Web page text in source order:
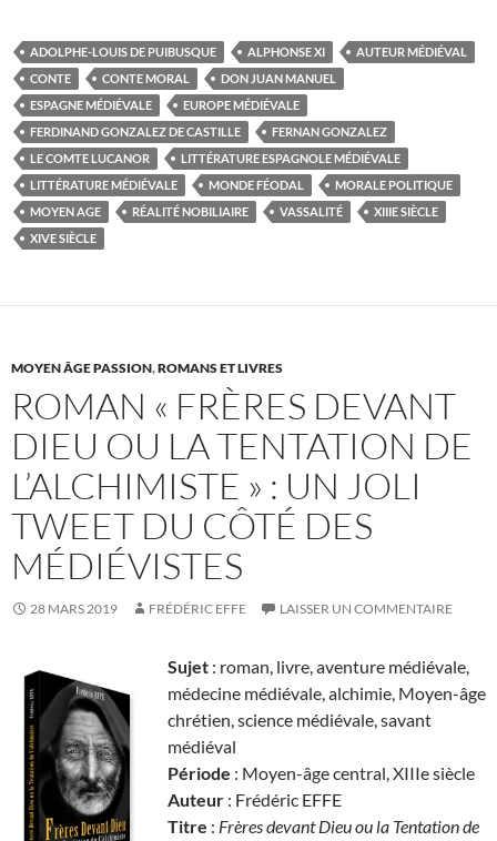
ADOLPHE-LOUIS DE PUIBUSQUE ALPHONSE XI
AUTEUR MÉDIÉVAL
CONTE
CONTE MORAL
DON JUAN MANUEL
ESPAGNE MÉDIÉVALE
EUROPE MÉDIÉVALE
FERDINAND GONZALEZ DE CASTILLE
FERNAN GONZALEZ
LE COMTE LUCANOR
LITTÉRATURE ESPAGNOLE MÉDIÉVALE
LITTÉRATURE MÉDIÉVALE
MONDE FÉODAL
MORALE POLITIQUE
MOYEN AGE
RÉALITÉ NOBILIAIRE VASSALITÉ
XIIIE SIÈCLE
XIVE SIÈCLE
MOYEN ÂGE PASSION,ROMANS ET LIVRES
ROMAN « FRÈRES DEVANT
DIEU OU LA TENTATION DE
L’ALCHIMISTE » : UN JOLI
TWEET DU CÔTÉ DES
MÉDIÉVISTES
28 MARS 2019 FRÉDÉRIC EFFE LAISSER UN COMMENTAIRE
Sujet : roman, livre, aventure médiévale,
médecine médiévale, alchimie, Moyen-âge
chrétien, science médiévale, savant
médiéval
Période : Moyen-âge central, XIIIe siècle
Auteur : Frédéric EFFE
Titre : Frères devant Dieu ou la Tentation de